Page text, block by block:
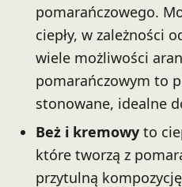
pomarańczowego.
ciepły, w zależności
wiele możliwości
pomarańczowym to
stonowane, idealne
Beż i kremowyto
które tworzą z
przytulną